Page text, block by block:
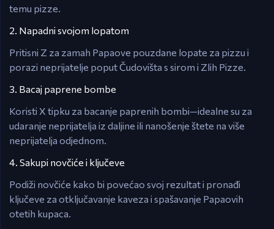
temu pizze.
2. Napadni svojom lopatom
Pritisni Z za zamah Papaove pouzdane lopate za pizzu i
porazi neprijatelje poput Čudovišta s sirom i Zlih Pizze.
3. Bacaj paprene bombe
Koristi X tipku za bacanje paprenih bombi—idealne su za
udaranje neprijatelja iz daljine ili nanošenje štete na više
neprijatelja odjednom.
4. Sakupi novčiće i ključeve
Podiži novčiće kako bi povećao svoj rezultat i pronađi
ključeve za otključavanje kaveza i spašavanje Papaovih
otetih kupaca.